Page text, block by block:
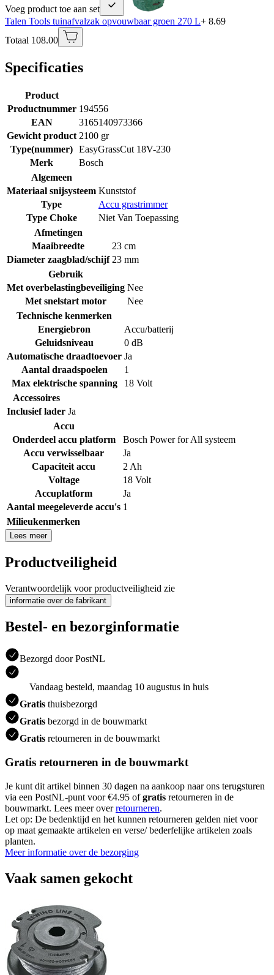
Voeg product toe aan set
Talen Tools tuinafvalzak opvouwbaar groen 270 L+ 8.69
Totaal 108.00
Specificaties
Product
Productnummer 194556
EAN
3165140973366
Gewicht product 2100 gr
Type(nummer) EasyGrassCut 18V-230
Merk
Bosch
Algemeen
Materiaal snijsysteem Kunststof
Type
Accu grastrimmer
Type Choke
Niet Van Toepassing
Afmetingen
Maaibreedte
23 cm
Diameter zaagblad/schijf 23 mm
Gebruik
Met overbelastingbeveiliging Nee
Met snelstart motor
Nee
Technische kenmerken
Energiebron
Accu/batterij
Geluidsniveau
0 dB
Automatische draadtoevoer Ja
Aantal draadspoelen
1
Max elektrische spanning
18 Volt
Accessoires
Inclusief lader Ja
Accu
Onderdeel accu platform
Bosch Power for All systeem
Accu verwisselbaar
Ja
Capaciteit accu
2 Ah
Voltage
18 Volt
Accuplatform
Ja
Aantal meegeleverde accu's 1
Milieukenmerken
Lees meer
Productveiligheid
Verantwoordelijk voor productveiligheid zie
informatie over de fabrikant
Bestel- en bezorginformatie
Bezorgd door PostNL
Vandaag besteld, maandag 10 augustus in huis
Gratis thuisbezorgd
Gratis bezorgd in de bouwmarkt
Gratis retourneren in de bouwmarkt
Gratis retourneren in de bouwmarkt
Je kunt dit artikel binnen 30 dagen na aankoop naar ons terugsturen
via een PostNL-punt voor €4.95 ofgratis retourneren in de
bouwmarkt. Lees meer overretourneren.
Let op: De bedenktijd en het kunnen retourneren gelden niet voor
op maat gemaakte artikelen en verse/ bederfelijke artikelen zoals
planten.
Meer informatie over de bezorging
Vaak samen gekocht